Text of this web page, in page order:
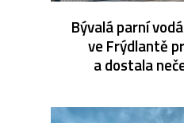
Bývalá parní
ve Frýdlantě
a dostala